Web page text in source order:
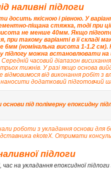
наливні підлоги
досить якісною і рівною. У
піщана стяжка, тоді при
не менше 40мм. Якщо
при такому варіанті в її складі
(номінальна висота 1-1.2 см).
підлогу можна встановлювати
Середній часовий діапазон
тижнів. У разі якщо основа
від виконання робіт з
наносити додатковий підготовчий
під полімерну епоксидну
роботи з укладання основи для
ekoteX. Отримати
підлоги
час на укладання епоксидної